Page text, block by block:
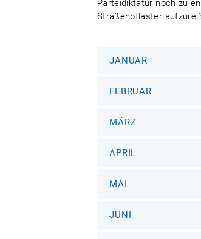
Parteidiktatur noch zu
Straßenpflaster
JANUAR
FEBRUAR
MÄRZ
APRIL
MAI
JUNI